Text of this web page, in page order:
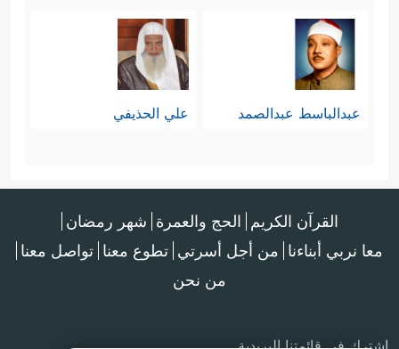
عبدالباسط عبدالصمد علي الحذيفي
القرآن الكريم الحج والعمرة شهر رمضان
معا نربي أبناءنا من أجل أسرتي تطوع معنا تواصل معنا
من نحن
اشترك في قائمتنا البريدية